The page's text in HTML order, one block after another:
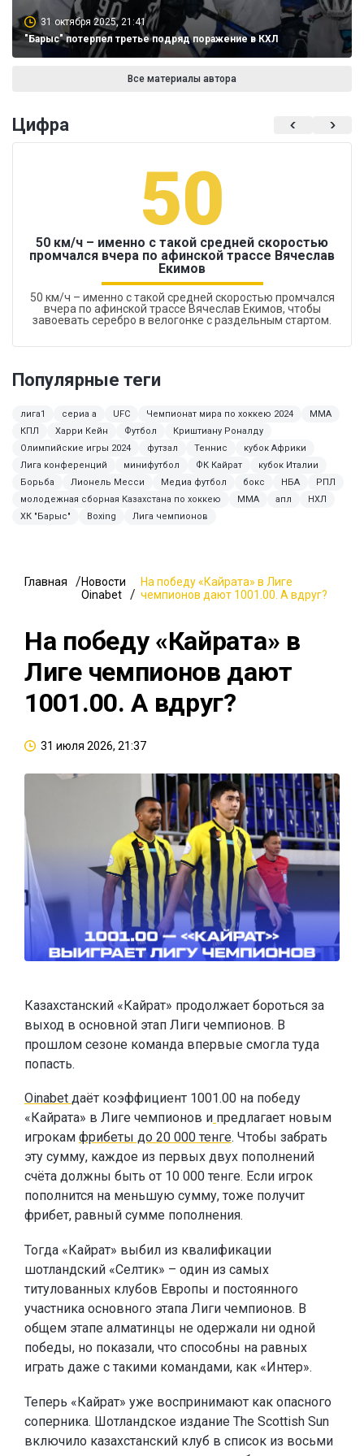
31 октября 2025, 21:41
"Барыс" потерпел третье подряд поражение в КХЛ
Все материалы автора
Цифра
50
50 км/ч – именно с такой средней скоростью
промчался вчера по афинской трассе Вячеслав
Екимов
50 км/ч – именно с такой средней скоростью промчался
вчера по афинской трассе Вячеслав Екимов, чтобы
завоевать серебро в велогонке с раздельным стартом.
Популярные теги
лига1 сериа а UFC Чемпионат мира по хоккею 2024
ММА
КПЛ
Харри Кейн Футбол
Криштиану Роналду
Олимпийские игры 2024
футзал Теннис
кубок Африки
Лига конференций
минифутбол ФК Кайрат
кубок Италии
Борьба
Лионель Месси Медиа футбол бокс НБА
РПЛ
молодежная сборная Казахстана по хоккею
MMA апл
НХЛ
ХК "Барыс"
Boxing Лига чемпионов
Главная
Новости
Oinabet
На победу «Кайрата» в Лиге
чемпионов дают 1001.00. А вдруг?
На победу «Кайрата» в
Лиге чемпионов дают
1001.00. А вдруг?
31 июля 2026, 21:37
Казахстанский «Кайрат» продолжает бороться за
выход в основной этап Лиги чемпионов. В
прошлом сезоне команда впервые смогла туда
попасть.
Oinabet даёт коэффициент 1001.00 на победу
«Кайрата» в Лиге чемпионов и предлагает новым
игрокам фрибеты до 20 000 тенге. Чтобы забрать
эту сумму, каждое из первых двух пополнений
счёта должны быть от 10 000 тенге. Если игрок
пополнится на меньшую сумму, тоже получит
фрибет, равный сумме пополнения.
Тогда «Кайрат» выбил из квалификации
шотландский «Селтик» – один из самых
титулованных клубов Европы и постоянного
участника основного этапа Лиги чемпионов. В
общем этапе алматинцы не одержали ни одной
победы, но показали, что способны на равных
играть даже с такими командами, как «Интер».
Теперь «Кайрат» уже воспринимают как опасного
соперника. Шотландское издание The Scottish Sun
включило казахстанский клуб в список из восьми